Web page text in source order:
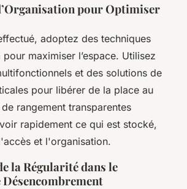
pour Optimiser
adoptez des techniques
pour maximiser l’espace. Utilisez
et des solutions de
pour libérer de la place au
rangement transparentes
rapidement ce qui est stocké,
et l'organisation.
la Régularité dans le
Désencombrement